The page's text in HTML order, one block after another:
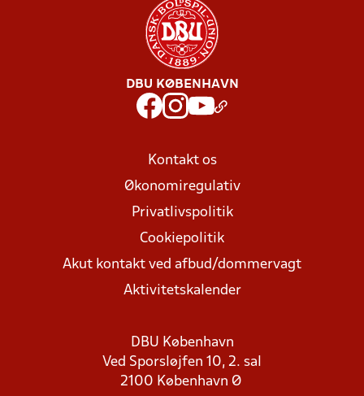
DBU KØBENHAVN
Kontakt os
Økonomiregulativ
Privatlivspolitik
Cookiepolitik
Akut kontakt ved afbud/dommervagt
Aktivitetskalender
DBU København
Ved Sporsløjfen 10, 2. sal
2100 København Ø